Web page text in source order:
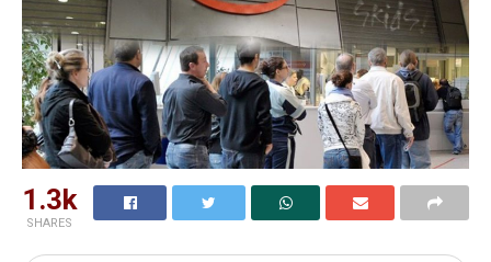
1.3k
SHARES